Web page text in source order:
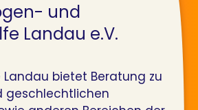
und
Landau e.V.
Landau bietet Beratung zu
geschlechtlichen